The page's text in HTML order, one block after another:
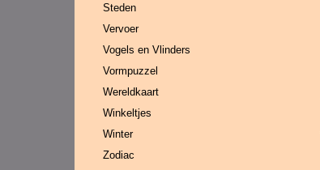
Steden
Vervoer
Vogels en Vlinders
Vormpuzzel
Wereldkaart
Winkeltjes
Winter
Zodiac